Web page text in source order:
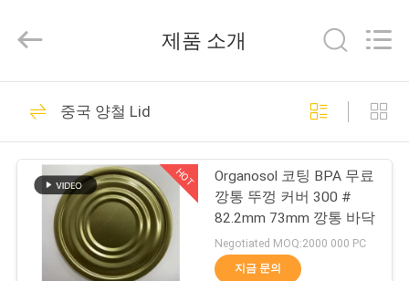
제
SHANGHAI
PACKAGING
Reserved.
전기 분해 주석판
280
제품 소개
중국 양철 Lid
HOT
Organosol 코팅 BPA 무료
깡통 뚜껑 커버 300 #
82.2mm 73mm 깡통 바닥
Negotiated MOQ:2000 000 PC
지금 문의